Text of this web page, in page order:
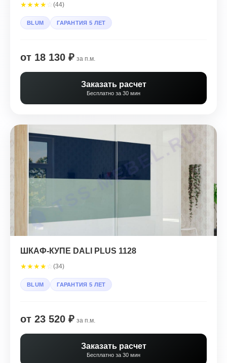
★★★★ (44)
BLUM ГАРАНТИЯ 5 ЛЕТ
от 18 130 ₽ за п.м.
Заказать расчет
Бесплатно за 30 мин
ШКАФ-КУПЕ DALI PLUS 1128
★★★★ (34)
BLUM ГАРАНТИЯ 5 ЛЕТ
от 23 520 ₽ за п.м.
Заказать расчет
Бесплатно за 30 мин